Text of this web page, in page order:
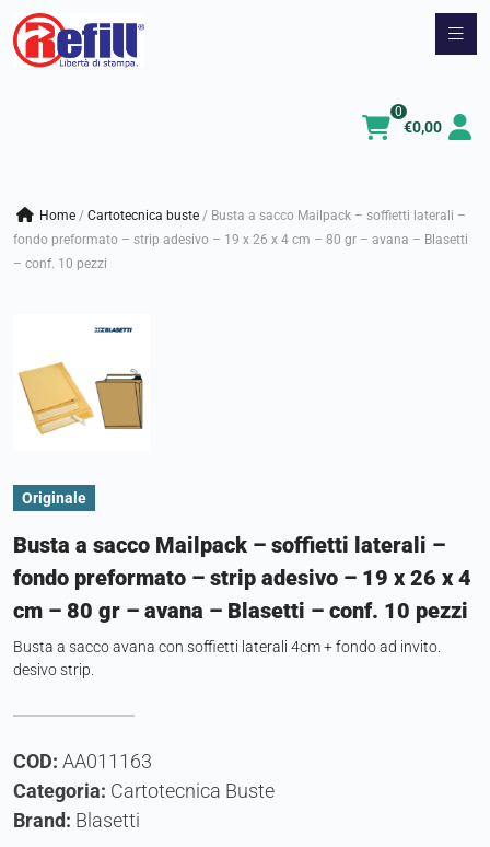
Vai
€0,00
0
Home / cartotecnica buste / Busta a sacco Mailpack – soffietti laterali –
fondo preformato – strip adesivo – 19 x 26 x 4 cm – 80 gr – avana – Blasetti
– conf. 10 pezzi
Originale
Busta a sacco Mailpack – soffietti laterali –
fondo preformato – strip adesivo – 19 x 26 x 4
cm – 80 gr – avana – Blasetti – conf. 10 pezzi
Busta a sacco avana con soffietti laterali 4cm + fondo ad invito.
desivo strip.
COD: AA011163
Categoria: Cartotecnica Buste
Brand: Blasetti